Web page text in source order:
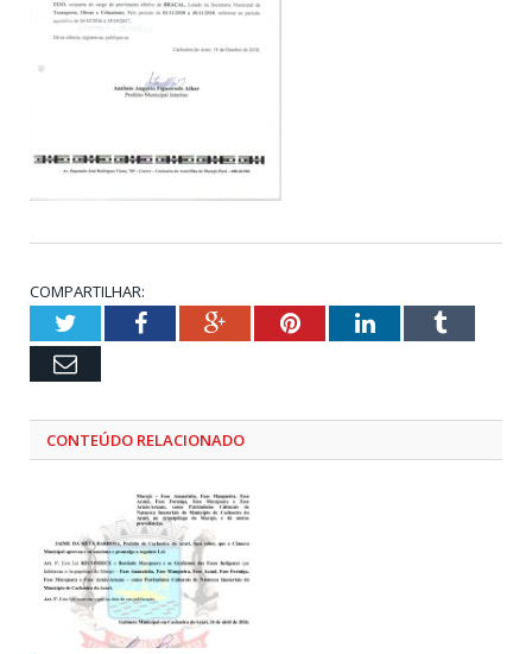
COMPARTILHAR:
TwitterFacebookGoogle+PinterestLinkedInTumblr
Email
CONTEÚDO RELACIONADO